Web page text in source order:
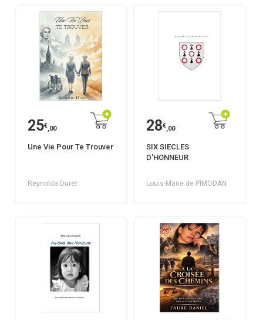
25€,00
Une Vie Pour Te Trouver
Reynolda Duret
28€,00
SIX SIECLES
D'HONNEUR
Louis-Marie de PIMODAN